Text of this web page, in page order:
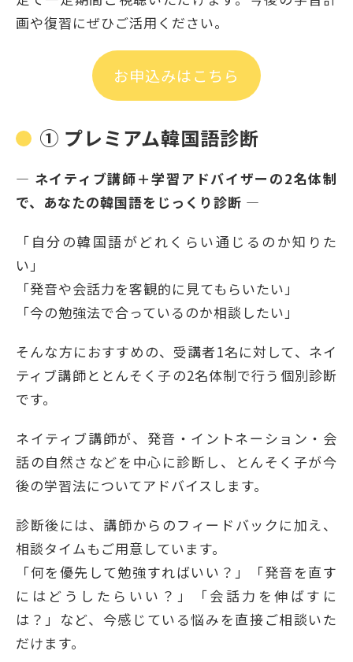
画や復習にぜひご活用ください。
お申込みはこちら
① プレミアム韓国語診断
― ネイティブ講師＋学習アドバイザーの2名体制
で、あなたの韓国語をじっくり診断 ―
「自分の韓国語がどれくらい通じるのか知りた
い」
「発音や会話力を客観的に見てもらいたい」
「今の勉強法で合っているのか相談したい」
そんな方におすすめの、受講者1名に対して、ネイ
ティブ講師ととんそく子の2名体制で行う個別診断
です。
ネイティブ講師が、発音・イントネーション・会
話の自然さなどを中心に診断し、とんそく子が今
後の学習法についてアドバイスします。
診断後には、講師からのフィードバックに加え、
相談タイムもご用意しています。
「何を優先して勉強すればいい？」「発音を直す
にはどうしたらいい？」「会話力を伸ばすに
は？」など、今感じている悩みを直接ご相談いた
だけます。